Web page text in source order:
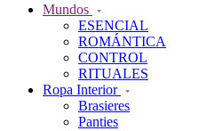
Mundos
ESENCIAL
ROMÁNTICA
CONTROL
RITUALES
Ropa Interior
Brasieres
Panties